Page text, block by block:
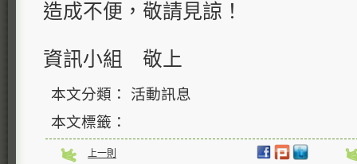
造成不便，敬請見諒！
資訊小組 敬上
本文分類： 活動訊息
本文標籤：
上一則